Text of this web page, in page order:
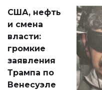
актуальных тем —
от слухов о
политических
реформах до
вопросов армии,
экономики и
личного здоровья.
США, нефть
и смена
власти:
громкие
заявления
Трампа по
Венесуэле